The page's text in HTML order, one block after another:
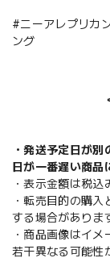
#ニーアレプリカ
ング
・発送予定日が
日が一番遅い商品
・表示金額は税込
・転売目的の購
する場合がありま
・商品画像はイ
若干異なる可能性